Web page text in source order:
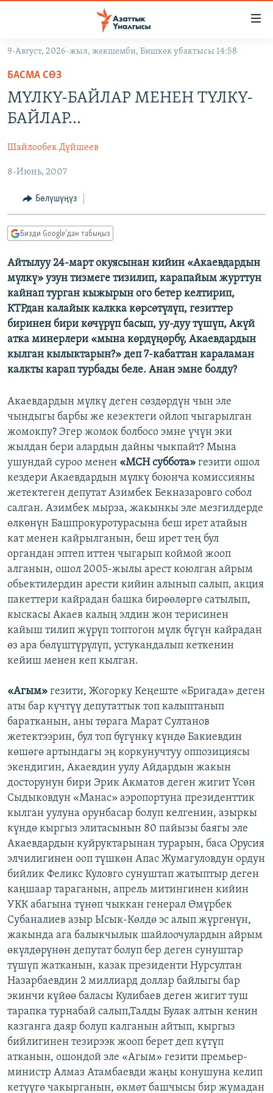
Навигацияга
өтүңүз
Издөөгө
салыңызКЫРГЫЗСТАН
ЭКОНОМИКА
МАДАНИЯТ
ДҮЙНӨ
БОРБОР АЗИЯ
АТАЙЫН ИЛИКТӨӨ
ТВ ПРОГРАММАЛАР
БҮГҮН АЗАТТЫКТА
БИЗ ЖАНА ДҮЙНӨ
ДАНИСТЕ
ЭЖЕ-СИҢДИЛЕР
АЗАТТЫК+
ЫҢГАЙСЫЗ СУРООЛОР
ПОДКАСТ
ӨЗГӨЧӨ ПИКИР
ОНЛАЙН ШЕРИНЕ
ЭЕ/АРнун бардык сайттары
9-Август, 2026-жыл, жекшемби, Бишкек убактысы 14:58
БАСМА СӨЗ
МҮЛКҮ-БАЙЛАР МЕНЕН ТҮЛКҮ-
БАЙЛАР…
Шайлообек Дүйшеев
8-Июнь, 2007
Бөлүшүңүз
Бизди Google'дан табыңыз
Айтылуу 24-март окуясынан кийин «Акаевдардын
мүлкү» узун тизмеге тизилип, карапайым журттун
кайнап турган кыжырын ого бетер келтирип,
КТРдан калайык калкка көрсөтүлүп, гезиттер
биринен бири көчүрүп басып, уу-дуу түшүп, Акүй
атка минерлери «мына көрдүңөрбү, Акаевдардын
кылган кылыктарын?» деп 7-кабаттан караламан
калкты карап турбады беле. Анан эмне болду?
Акаевдардын мүлкү деген сөздөрдүн чын эле
чындыгы барбы же кезектеги ойлоп чыгарылган
жомокпу? Эгер жомок болбосо эмне үчүн эки
жылдан бери алардын дайны чыкпайт? Мына
ушундай суроо менен «МСН суббота» гезити ошол
кездери Акаевдардын мүлкү боюнча комиссияны
жетектеген депутат Азимбек Бекназаровго собол
салган. Азимбек мырза, жакынкы эле мезгилдерде
өлкөнүн Башпрокуротурасына беш ирет атайын
кат менен кайрылганын, беш ирет тең бул
органдан эптеп иттен чыгарып коймой жооп
алганын, ошол 2005-жылы арест коюлган айрым
обьектилердин арести кийин алынып салып, акция
пакеттери кайрадан башка бирөөлөргө сатылып,
кыскасы Акаев калың элдин жон терисинен
кайыш тилип жүрүп топтогон мүлк бүгүн кайрадан
өз ара бөлүштүрүлүп, устукандалып кеткенин
кейиш менен кеп кылган.
«Агым» гезити, Жогорку Кеңеште «Бригада» деген
аты бар күчтүү депутаттык топ калыптанып
баратканын, аны төрага Марат Султанов
жетектээрин, бул топ бүгүнкү күндө Бакиевдин
көшөгө артындагы эң коркунучтуу оппозициясы
экендигин, Акаевдин уулу Айдардын жакын
досторунун бири Эрик Акматов деген жигит Үсөн
Сыдыковдун «Манас» аэропортуна президенттик
кылган уулуна орунбасар болуп келгенин, азыркы
күндө кыргыз элитасынын 80 пайызы баягы эле
Акаевдардын куйруктарынан турарын, баса Орусия
элчилигинен ооп түшкөн Апас Жумагуловдун ордун
бийлик Феликс Куловго сунуштап жатыптыр деген
каңшаар тараганын, апрель митингинен кийин
УКК абагына түнөп чыккан генерал Өмүрбек
Субаналиев азыр Ысык-Көлдө эс алып жүргөнүн,
жакында ага балыкчылык шайлоочулардын айрым
өкүлдөрүнөн депутат болуп бер деген сунуштар
түшүп жатканын, казак президенти Нурсултан
Назарбаевдин 2 миллиард доллар байлыгы бар
экинчи күйөө баласы Кулибаев деген жигит туш
тарапка турнабай салып,Талды Булак алтын кенин
казганга даяр болуп калганын айтып, кыргыз
бийлигинен тезирээк жооп берет деп күтүп
атканын, ошондой эле «Агым» гезити премьер-
министр Алмаз Атамбаевди жаңы конушуна келип
кетүүгө чакырганын, өкмөт башчысы бир жумадан